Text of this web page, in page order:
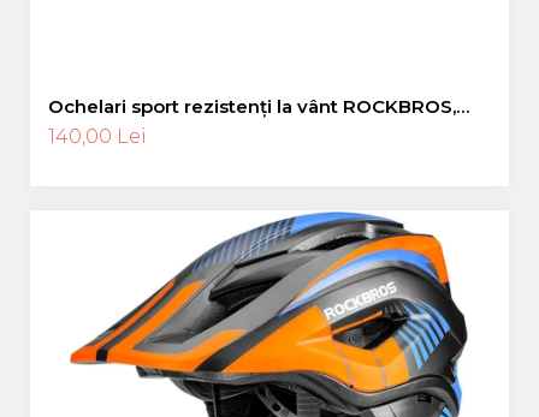
Ochelari sport rezistenți la vânt ROCKBROS,
ochelari polarizați pentru ciclism, ochelari de
soare pentru exterior -
140,00 Lei